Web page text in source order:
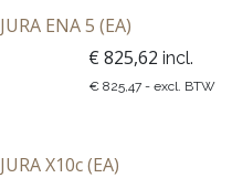
Tijdelijk geen stock
JURA ENA 5 (EA)
€ 825,62 incl.
€ 825,47- excl. BTW
JURA X10c (EA)